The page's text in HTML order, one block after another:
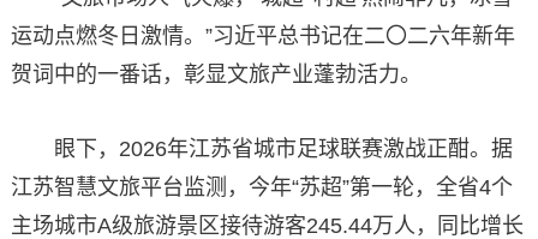
运动点燃冬日激情。”习近平总书记在二〇二六年新年
贺词中的一番话，彰显文旅产业蓬勃活力。
眼下，2026年江苏省城市足球联赛激战正酣。据
江苏智慧文旅平台监测，今年“苏超”第一轮，全省4个
主场城市A级旅游景区接待游客245.44万人，同比增长